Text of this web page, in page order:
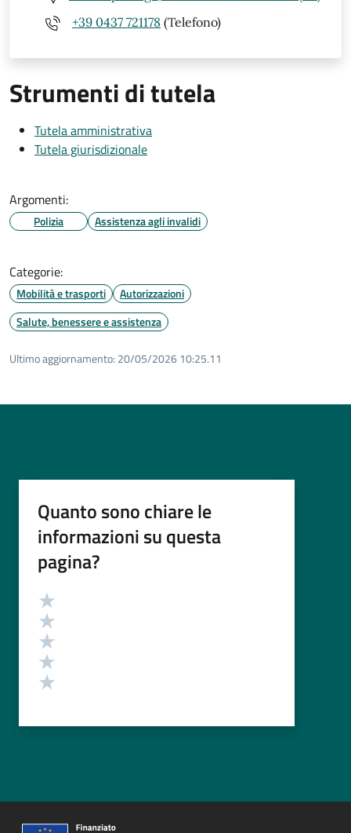
+39 0437 721178 (Telefono)
Strumenti di tutela
Tutela amministrativa
Tutela giurisdizionale
Argomenti:
Polizia Assistenza agli invalidi
Categorie:
Mobilità e trasporti
Autorizzazioni
Salute, benessere e assistenza
Ultimo aggiornamento: 20/05/2026 10:25.11
Quanto sono chiare le
informazioni su questa
pagina?
Valutazione